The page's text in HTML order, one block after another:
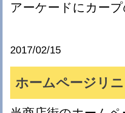
アーケードにカー
2017/02/15
ホームページリ